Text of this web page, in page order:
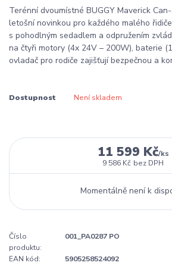
Terénní dvoumístné BUGGY Maverick
letošní novinkou pro každého malého
s pohodlným sedadlem a odpružením
na čtyři motory (4x 24V – 200W), baterie
ovladač pro rodiče zajišťují bezpečnou a
Dostupnost Není skladem
11 599 Kč/ks
9 586 Kč bez DPH
Momentálně není k
Číslo
produktu:
001_PA0287 PO
EAN kód: 5905258524092